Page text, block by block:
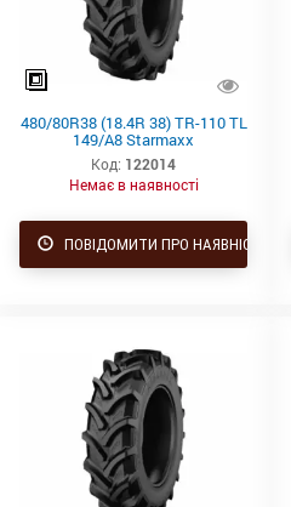
480/80R38 (18.4R 38) TR-110 TL
149/A8 Starmaxx
Код: 122014
Немає в наявності
ПОВІДОМИТИ ПРО НАЯВНІСТЬ